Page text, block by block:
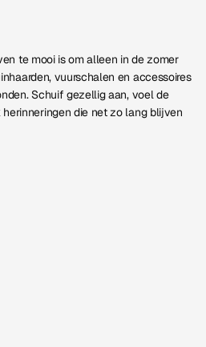
te mooi is om alleen in de zomer
vuurschalen en accessoires
Schuif gezellig aan, voel de
die net zo lang blijven